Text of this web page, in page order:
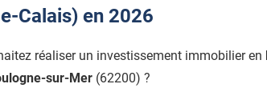
Calais) en 2026
réaliser un investissement immobilier en
sur-Mer (62200) ?